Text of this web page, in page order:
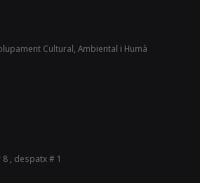
Cultural, Ambiental i Humà
8 , despatx # 1